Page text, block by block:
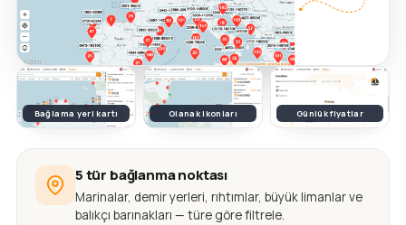
Bağlama yeri kartı Olanak ikonları Günlük fiyatlar
5 tür bağlanma noktası
Marinalar, demir yerleri, rıhtımlar, büyük limanlar ve
balıkçı barınakları — türe göre filtrele.